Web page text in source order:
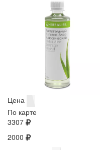
Цена
По карте
3307
2000